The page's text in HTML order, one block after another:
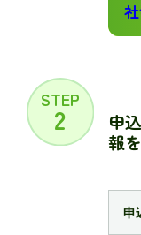
STEP
2
申
報
申